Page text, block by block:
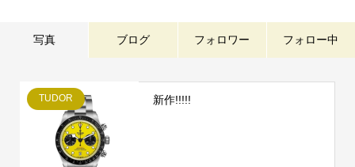
写真 ブログ フォロワー フォロー中
TUDOR 新作!!!!!